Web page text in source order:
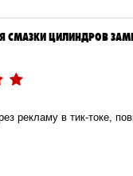
СМАЗКИ ЦИЛИНДРОВ
рекламу в тик-токе,